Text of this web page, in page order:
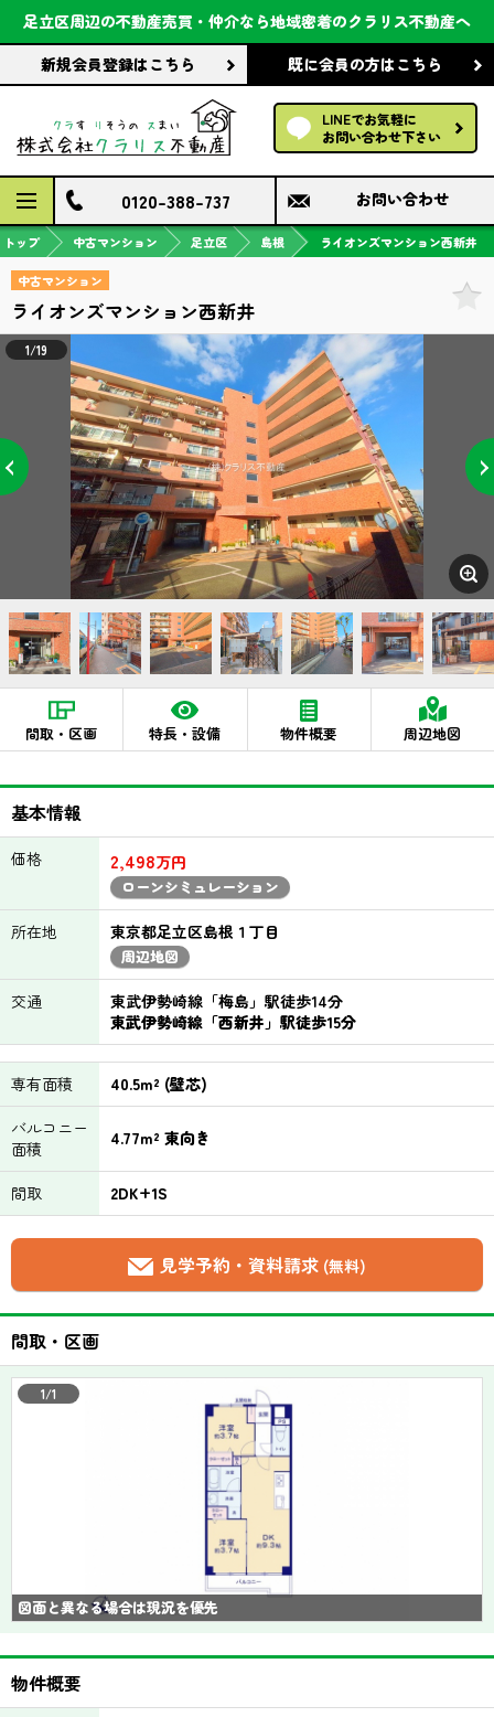
足立区周辺の不動産売買・仲介なら地域密着のクラリス不動産へ
新規会員登録はこちら 既に会員の方はこちら
LINEでお気軽に
お問い合わせ下さい
会社案内
前回の履歴で探す
保存した条件で探す
検討中の物件
0120-388-737 お問い合わせ
トップ 中古マンション 足立区 島根 ライオンズマンション西新井
中古マンション
ライオンズマンション西新井
1/19
間取・区画 特長・設備 物件概要 周辺地図
基本情報
価格 2,498万円
ローンシミュレーション
所在地 東京都足立区島根１丁目
周辺地図
交通
東武伊勢崎線「梅島」駅徒歩14分
東武伊勢崎線「西新井」駅徒歩15分
専有面積
40.5m² (壁芯)
バルコニー
面積
4.77m² 東向き
間取 2DK+1S
見学予約・資料請求 (無料)
間取・区画
図面と異なる場合は現況を優先
1/1
物件概要